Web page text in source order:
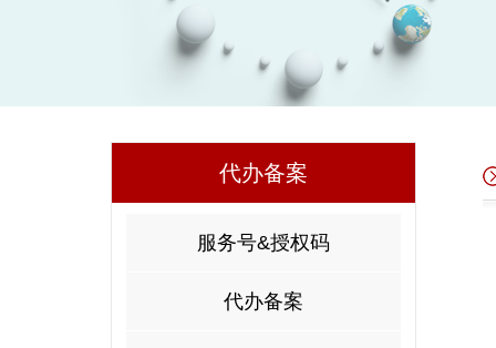
代办备案
服务号&授权码
代办备案